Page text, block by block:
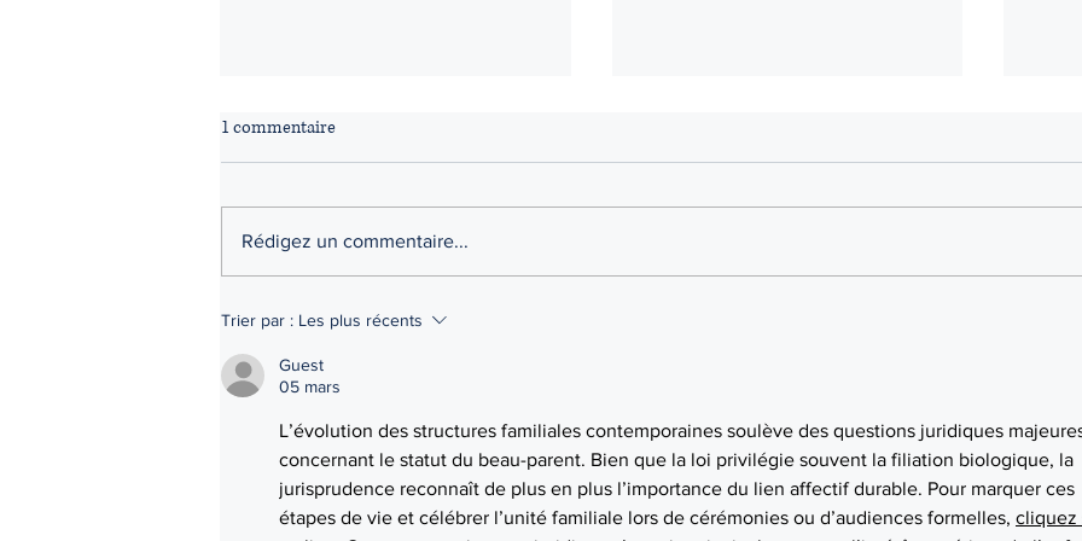
En quoi consiste le nouveau
?
1 commentaire
Rédigez un commentaire...
Trier par : Les plus récents
Guest
05 mars
L’évolution des structures familiales contemporaines soulève des questions juridiques
concernant le statut du beau-parent. Bien que la loi privilégie souvent la filiation biologique, la
jurisprudence reconnaît de plus en plus l’importance du lien affectif durable. Pour marquer ces
étapes de vie et célébrer l’unité familiale lors de cérémonies ou d’audiences formelles, cliquez